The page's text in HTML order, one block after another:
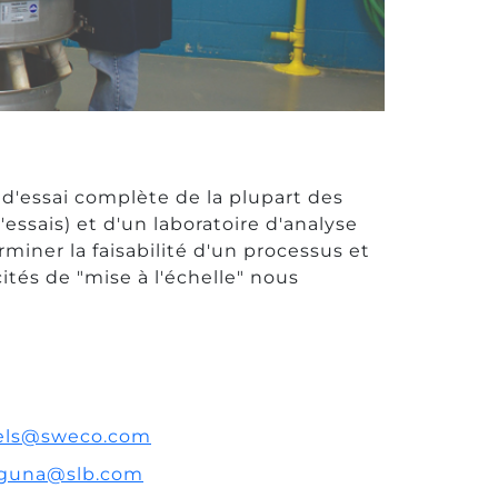
complète de la plupart des
et d'un laboratoire d'analyse
la faisabilité d'un processus et
de "mise à l'échelle" nous